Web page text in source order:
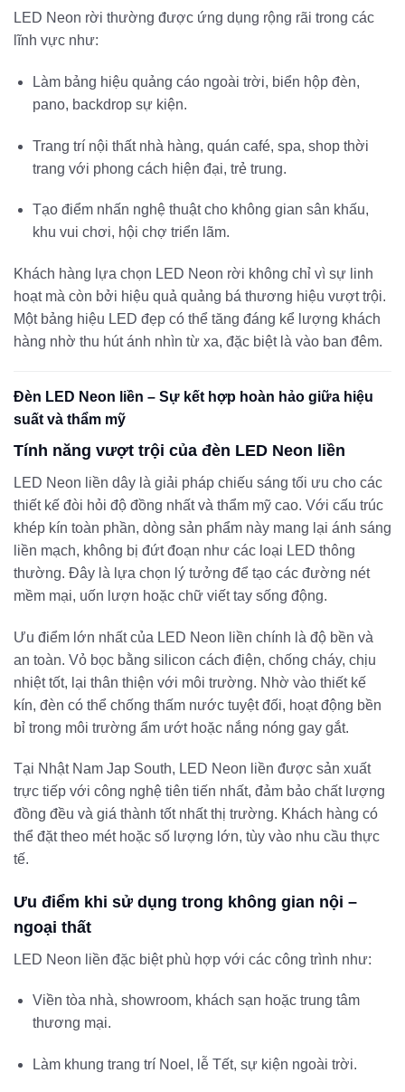
LED Neon rời thường được ứng dụng rộng rãi trong các
lĩnh vực như:
Làm bảng hiệu quảng cáo ngoài trời, biển hộp đèn,
pano, backdrop sự kiện.
Trang trí nội thất nhà hàng, quán café, spa, shop thời
trang với phong cách hiện đại, trẻ trung.
Tạo điểm nhấn nghệ thuật cho không gian sân khấu,
khu vui chơi, hội chợ triển lãm.
Khách hàng lựa chọn LED Neon rời không chỉ vì sự linh
hoạt mà còn bởi hiệu quả quảng bá thương hiệu vượt trội.
Một bảng hiệu LED đẹp có thể tăng đáng kể lượng khách
hàng nhờ thu hút ánh nhìn từ xa, đặc biệt là vào ban đêm.
Đèn LED Neon liền – Sự kết hợp hoàn hảo giữa hiệu
suất và thẩm mỹ
Tính năng vượt trội của đèn LED Neon liền
LED Neon liền dây là giải pháp chiếu sáng tối ưu cho các
thiết kế đòi hỏi độ đồng nhất và thẩm mỹ cao. Với cấu trúc
khép kín toàn phần, dòng sản phẩm này mang lại ánh sáng
liền mạch, không bị đứt đoạn như các loại LED thông
thường. Đây là lựa chọn lý tưởng để tạo các đường nét
mềm mại, uốn lượn hoặc chữ viết tay sống động.
Ưu điểm lớn nhất của LED Neon liền chính là độ bền và
an toàn. Vỏ bọc bằng silicon cách điện, chống cháy, chịu
nhiệt tốt, lại thân thiện với môi trường. Nhờ vào thiết kế
kín, đèn có thể chống thấm nước tuyệt đối, hoạt động bền
bỉ trong môi trường ẩm ướt hoặc nắng nóng gay gắt.
Tại Nhật Nam Jap South, LED Neon liền được sản xuất
trực tiếp với công nghệ tiên tiến nhất, đảm bảo chất lượng
đồng đều và giá thành tốt nhất thị trường. Khách hàng có
thể đặt theo mét hoặc số lượng lớn, tùy vào nhu cầu thực
tế.
Ưu điểm khi sử dụng trong không gian nội –
ngoại thất
LED Neon liền đặc biệt phù hợp với các công trình như:
Viền tòa nhà, showroom, khách sạn hoặc trung tâm
thương mại.
Làm khung trang trí Noel, lễ Tết, sự kiện ngoài trời.